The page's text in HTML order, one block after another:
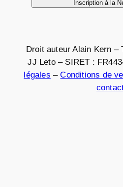
Droit auteur Alain Kern –
JJ Leto – SIRET :
légales –Conditions de